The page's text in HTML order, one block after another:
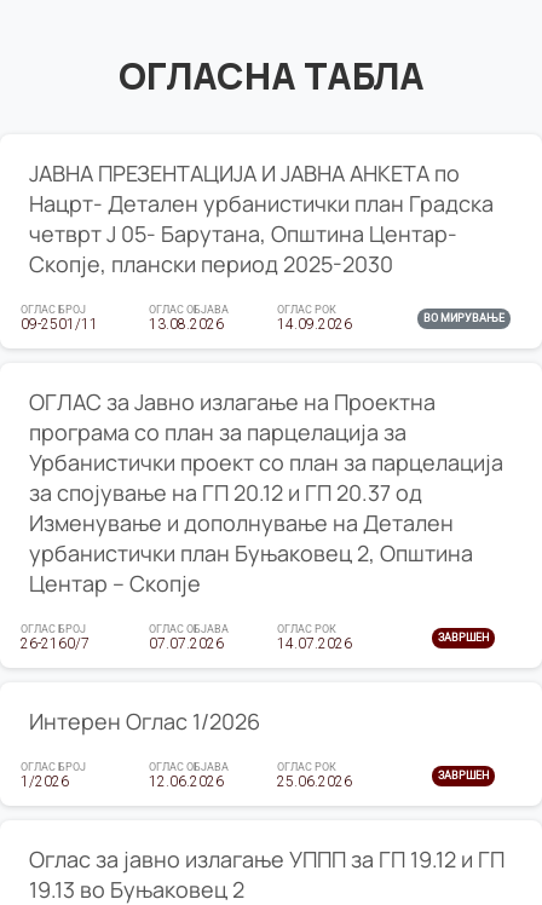
ОГЛАСНА ТАБЛА
ЈАВНА ПРЕЗЕНТАЦИЈА И ЈАВНА АНКЕТА по
Нацрт- Детален урбанистички план Градска
четврт Ј 05- Барутана, Општина Центар-
Скопје, плански период 2025-2030
ОГЛАС БРОЈ
09-2501/11
ОГЛАС ОБЈАВА
13.08.2026
ОГЛАС РОК
14.09.2026 ВО МИРУВАЊЕ
ОГЛАС за Јавно излагање на Проектна
програма со план за парцелација за
Урбанистички проект со план за парцелација
за спојување на ГП 20.12 и ГП 20.37 од
Изменување и дополнување на Детален
урбанистички план Буњаковец 2, Општина
Центар – Скопје
ОГЛАС БРОЈ
26-2160/7
ОГЛАС ОБЈАВА
07.07.2026
ОГЛАС РОК
14.07.2026 ЗАВРШЕН
Интерен Оглас 1/2026
ОГЛАС БРОЈ
1/2026
ОГЛАС ОБЈАВА
12.06.2026
ОГЛАС РОК
25.06.2026 ЗАВРШЕН
Оглас за јавно излагање УППП за ГП 19.12 и ГП
19.13 во Буњаковец 2